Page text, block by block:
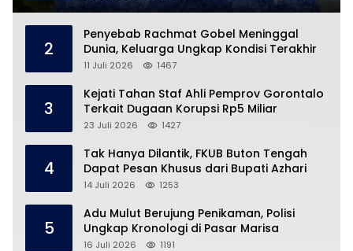
2
Penyebab Rachmat Gobel Meninggal
Dunia, Keluarga Ungkap Kondisi Terakhir
11 Juli 2026 1467
3
Kejati Tahan Staf Ahli Pemprov Gorontalo
Terkait Dugaan Korupsi Rp5 Miliar
23 Juli 2026 1427
4
Tak Hanya Dilantik, FKUB Buton Tengah
Dapat Pesan Khusus dari Bupati Azhari
14 Juli 2026 1253
5
Adu Mulut Berujung Penikaman, Polisi
Ungkap Kronologi di Pasar Marisa
16 Juli 2026 1191